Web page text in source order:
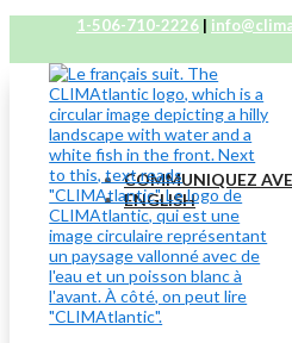
1-506-710-2226 |
COMMUNIQUEZ
ENGLISH